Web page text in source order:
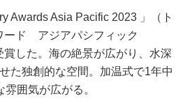
Awards Asia Pacific 2023 」（ト
ード アジアパシフィック
した。海の絶景が広がり、水深
た独創的な空間。加温式で1年中
囲気が広がる。